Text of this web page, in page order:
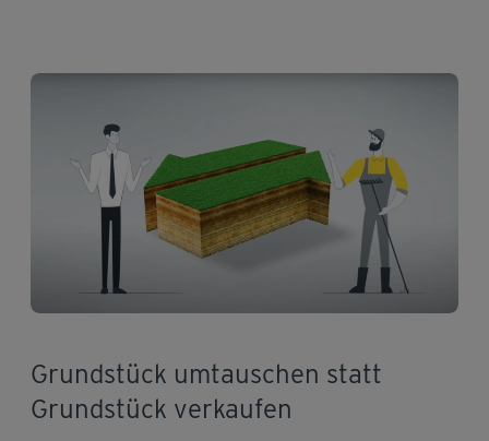
Grundstück umtauschen statt
Grundstück verkaufen